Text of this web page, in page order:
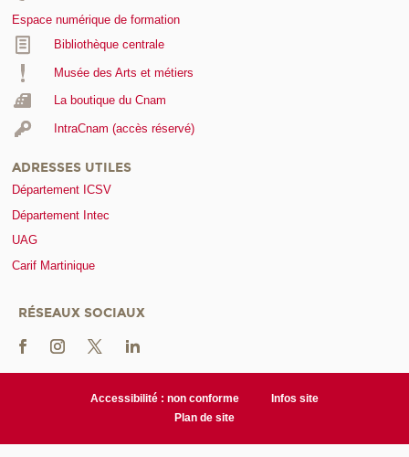
Espace numérique de formation
Bibliothèque centrale
Musée des Arts et métiers
La boutique du Cnam
IntraCnam (accès réservé)
ADRESSES UTILES
Département ICSV
Département Intec
UAG
Carif Martinique
RÉSEAUX SOCIAUX
Accessibilité : non conforme
Infos site
Plan de site